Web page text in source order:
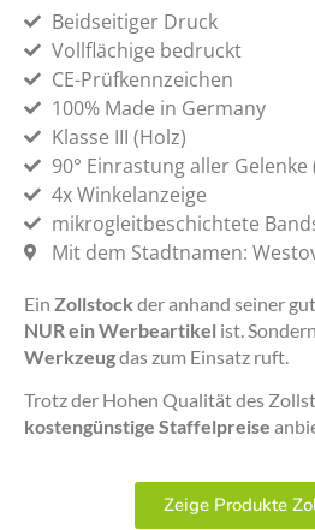
Beidseitiger Druck
Vollflächige bedruckt
CE-Prüfkennzeichen
100% Made in Germany
Klasse III (Holz)
90° Einrastung aller
4x Winkelanzeige
mikrogleitbeschichtete
Mit dem Stadtnamen:
Ein Zollstock der anhand seiner
NUR ein Werbeartikel ist.
Werkzeugdas zum Einsatz ruft.
Trotz der Hohen Qualität des
kostengünstige Staffelpreise
Zeige Produkte